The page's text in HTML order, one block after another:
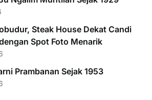
Steak House Dekat Candi
Spot Foto Menarik
Prambanan Sejak 1953